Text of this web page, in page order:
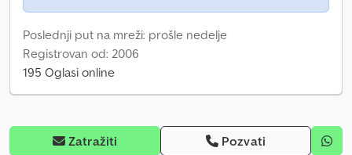
Poslednji put na mreži: prošle nedelje
Registrovan od: 2006
195 Oglasi online
Zatražiti Pozvati